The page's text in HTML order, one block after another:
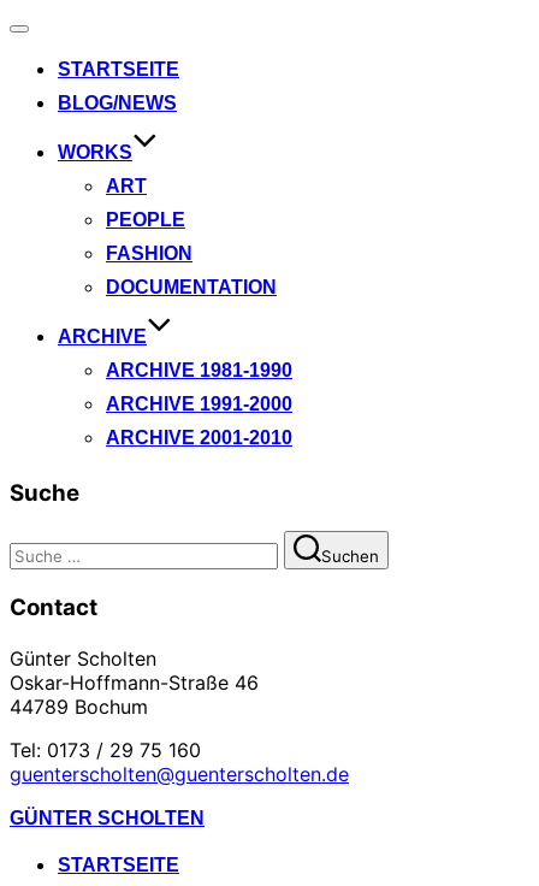
Navigation
STARTSEITE
BLOG/NEWS
WORKS
ART
PEOPLE
FASHION
DOCUMENTATION
ARCHIVE
ARCHIVE 1981-1990
ARCHIVE 1991-2000
ARCHIVE 2001-2010
Suche
Suchen
nach:
Suchen
Contact
Günter Scholten
Oskar-Hoffmann-Straße 46
44789 Bochum
Tel: 0173 / 29 75 160
guenterscholten@guenterscholten.de
Zum
springen
GÜNTER SCHOLTEN
STARTSEITE